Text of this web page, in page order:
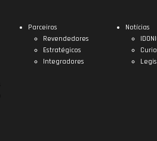
Parceiros
Revendedores
Estratégicos
Integradores
Notícias